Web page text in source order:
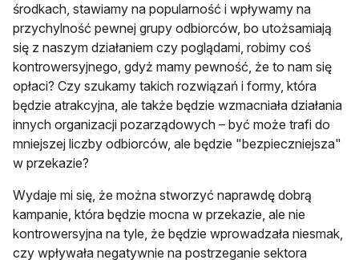
środkach, stawiamy na popularność i wpływamy na
przychylność pewnej grupy odbiorców, bo utożsamiają
się z naszym działaniem czy poglądami, robimy coś
kontrowersyjnego, gdyż mamy pewność, że to nam się
opłaci? Czy szukamy takich rozwiązań i formy, która
będzie atrakcyjna, ale także będzie wzmacniała działania
innych organizacji pozarządowych – być może trafi do
mniejszej liczby odbiorców, ale będzie "bezpieczniejsza"
w przekazie?
Wydaje mi się, że można stworzyć naprawdę dobrą
kampanie, która będzie mocna w przekazie, ale nie
kontrowersyjna na tyle, że będzie wprowadzała niesmak,
czy wpływała negatywnie na postrzeganie sektora